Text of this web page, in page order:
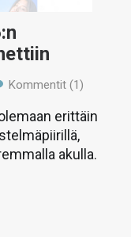
Kommentit (1)
erittäin
akulla.